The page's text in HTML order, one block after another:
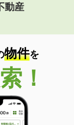
本町
安本町
動産
物件を
！